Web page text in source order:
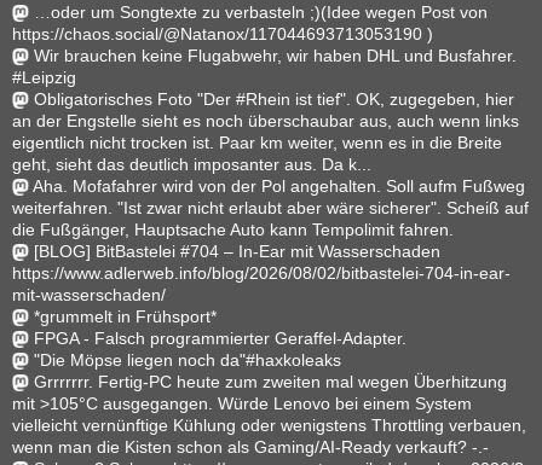
…oder um Songtexte zu verbasteln ;)(Idee wegen Post von
https://chaos.social/@Natanox/117044693713053190 )
Wir brauchen keine Flugabwehr, wir haben DHL und Busfahrer.
#Leipzig
Obligatorisches Foto "Der #Rhein ist tief". OK, zugegeben, hier
an der Engstelle sieht es noch überschaubar aus, auch wenn links
eigentlich nicht trocken ist. Paar km weiter, wenn es in die Breite
geht, sieht das deutlich imposanter aus. Da k...
Aha. Mofafahrer wird von der Pol angehalten. Soll aufm Fußweg
weiterfahren. "Ist zwar nicht erlaubt aber wäre sicherer". Scheiß auf
die Fußgänger, Hauptsache Auto kann Tempolimit fahren.
[BLOG] BitBastelei #704 – In-Ear mit Wasserschaden
https://www.adlerweb.info/blog/2026/08/02/bitbastelei-704-in-ear-
mit-wasserschaden/
*grummelt in Frühsport*
FPGA - Falsch programmierter Geraffel-Adapter.
"Die Möpse liegen noch da"#haxkoleaks
Grrrrrrr. Fertig-PC heute zum zweiten mal wegen Überhitzung
mit >105°C ausgegangen. Würde Lenovo bei einem System
vielleicht vernünftige Kühlung oder wenigstens Throttling verbauen,
wenn man die Kisten schon als Gaming/AI-Ready verkauft? -.-